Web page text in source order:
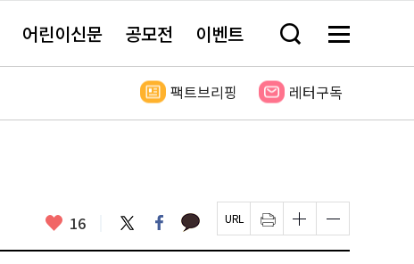
어린이신문 공모전 이벤트 검
창
기
메
전
보
팩트브리핑 레터구독
좋
요
16 트
위
터
페
이
스
카
카 페
이
지
인
쇄
하
글
자
크
글
자
크